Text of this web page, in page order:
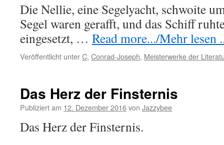
Die Nellie, eine Segelyacht, schwoite
Segel waren gerafft, und das Schiff
eingesetzt, … Read more.../Mehr lesen
Veröffentlicht unterC, Conrad-Joseph, Meisterwerke der
Das Herz der Finsternis
Publiziert am 12. Dezember 2016von Jazzybee
Das Herz der Finsternis.